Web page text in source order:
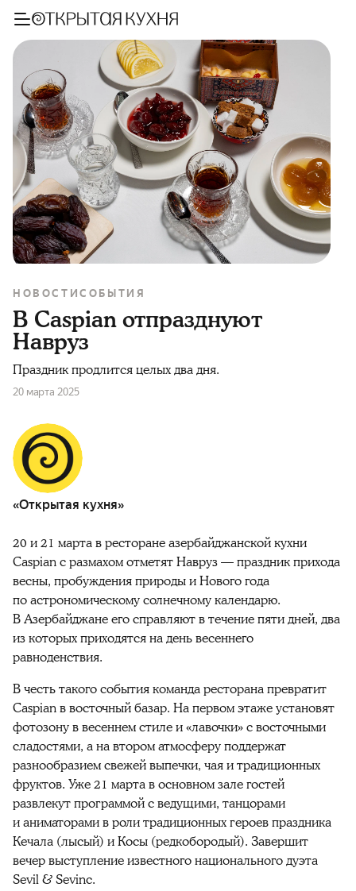
НОВОСТИСОБЫТИЯ
В Caspian отпразднуют
Навруз
Праздник продлится целых два дня.
20 марта 2025
«Открытая кухня»
20 и 21 марта в ресторане азербайджанской кухни
Caspian с размахом отметят Навруз — праздник прихода
весны, пробуждения природы и Нового года
по астрономическому солнечному календарю.
В Азербайджане его справляют в течение пяти дней, два
из которых приходятся на день весеннего
равноденствия.
В честь такого события команда ресторана превратит
Caspian в восточный базар. На первом этаже установят
фотозону в весеннем стиле и «лавочки» с восточными
сладостями, а на втором атмосферу поддержат
разнообразием свежей выпечки, чая и традиционных
фруктов. Уже 21 марта в основном зале гостей
развлекут программой с ведущими, танцорами
и аниматорами в роли традиционных героев праздника
Кечала (лысый) и Косы (редкобородый). Завершит
вечер выступление известного национального дуэта
Sevil & Sevinc.